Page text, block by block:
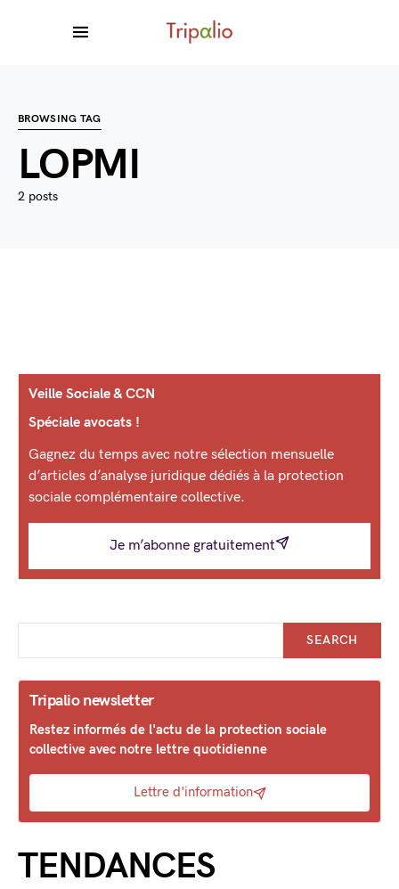
BROWSING TAG
LOPMI
2 posts
Veille Sociale & CCN
Spéciale avocats !
Gagnez du temps avec notre sélection mensuelle
d’articles d’analyse juridique dédiés à la protection
sociale complémentaire collective.
Je m’abonne gratuitement
SEARCH
Tripalio newsletter
Restez informés de l'actu de la protection sociale
collective avec notre lettre quotidienne
Lettre d'information
TENDANCES